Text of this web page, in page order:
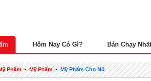
Hôm Nay Có Gì? Bán Chạy Nhất
Phẩm-Mỹ Phẩm-Mỹ Phẩm Cho Nữ